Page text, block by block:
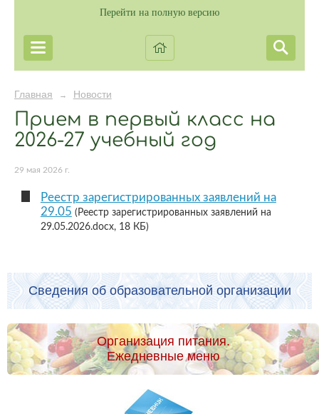
Перейти на полную версию
Главная → Новости
Прием в первый класс на
2026-27 учебный год
29 мая 2026 г.
Реестр зарегистрированных заявлений на
29.05 (Реестр зарегистрированных заявлений на
29.05.2026.docx, 18 КБ)
Сведения об образовательной организации
Организация питания.
Ежедневные меню